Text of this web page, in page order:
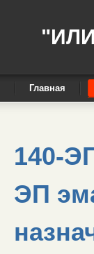
Главная
140-
ЭП